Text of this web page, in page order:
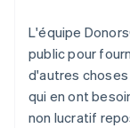
L'équipe
public pour
d'autres
qui en ont
non lucratif